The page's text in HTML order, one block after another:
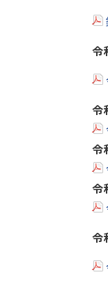
令
令
令
令
令